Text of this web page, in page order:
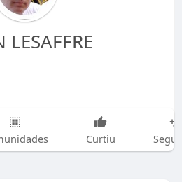
LESAFFRE
Curtiu